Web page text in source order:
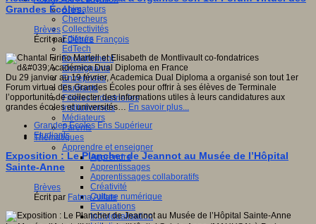
Animateurs
Chercheurs
Collectivités
Editeurs
EdTech
Encadrement
Enseignants
Entreprises
Etudiants
Filières industrielles
Institutionnels
Médiateurs
Parents
Thématiques
Apprendre et enseigner
Apprendre
Apprentissages
Apprentissages collaboratifs
Créativité
Culture numérique
Evaluations
Individualisation
Grandes Écoles.
Brèves
Écrit parDétrée François
Du 29 janvier au 19 février, Academica Dual Diploma a organisé son tout 1er
Forum virtuel des Grandes Écoles pour offrir à ses élèves de Terminale
l’opportunité de collecter des informations utiles à leurs candidatures aux
grandes écoles et universités… En savoir plus...
Grandes Ecoles Ens Supérieur
Etudiants
Exposition : Le Plancher de Jeannot au Musée de l’Hôpital
Sainte-Anne
Brèves
Écrit par Fatma Alilate